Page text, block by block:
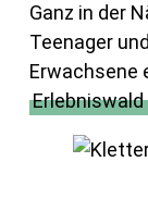
Ganz in der
Teenager
Erwachsene